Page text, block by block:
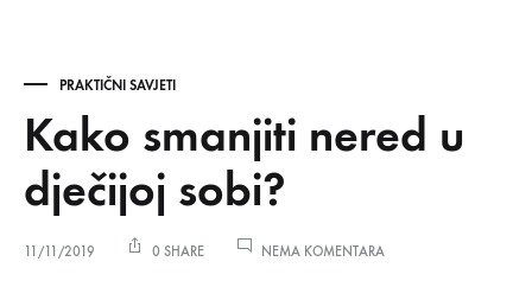
PRAKTIČNI SAVJETI
Kako smanjiti nered u
dječijoj sobi?
11/11/2019 0 SHARE NEMA KOMENTARANA